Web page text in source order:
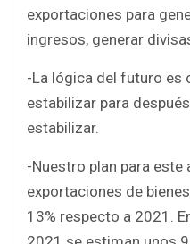
exportaciones para
ingresos, generar
-La lógica del futuro es
estabilizar para
estabilizar.
-Nuestro plan para este
exportaciones de
13% respecto a 2021.